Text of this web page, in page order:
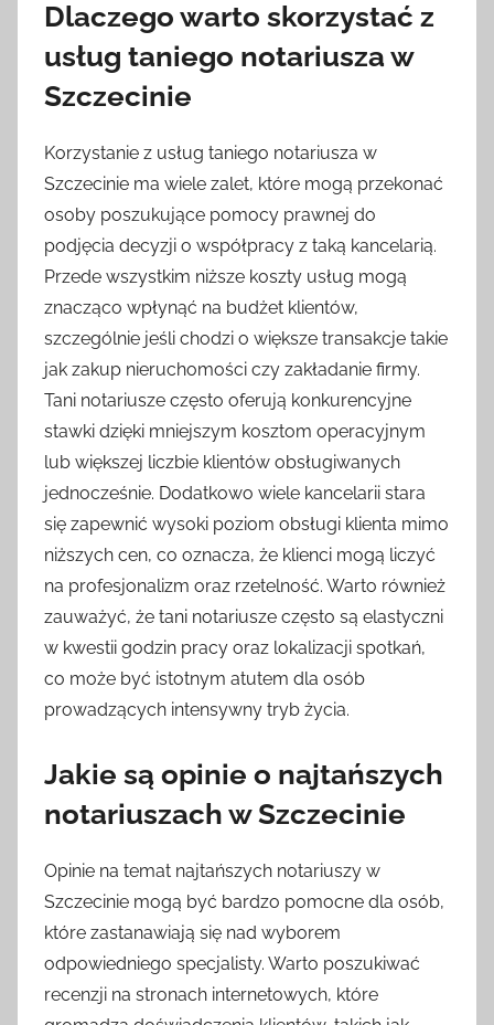
Dlaczego warto skorzystać z
usług taniego notariusza w
Szczecinie
Korzystanie z usług taniego notariusza w
Szczecinie ma wiele zalet, które mogą przekonać
osoby poszukujące pomocy prawnej do
podjęcia decyzji o współpracy z taką kancelarią.
Przede wszystkim niższe koszty usług mogą
znacząco wpłynąć na budżet klientów,
szczególnie jeśli chodzi o większe transakcje takie
jak zakup nieruchomości czy zakładanie firmy.
Tani notariusze często oferują konkurencyjne
stawki dzięki mniejszym kosztom operacyjnym
lub większej liczbie klientów obsługiwanych
jednocześnie. Dodatkowo wiele kancelarii stara
się zapewnić wysoki poziom obsługi klienta mimo
niższych cen, co oznacza, że klienci mogą liczyć
na profesjonalizm oraz rzetelność. Warto również
zauważyć, że tani notariusze często są elastyczni
w kwestii godzin pracy oraz lokalizacji spotkań,
co może być istotnym atutem dla osób
prowadzących intensywny tryb życia.
Jakie są opinie o najtańszych
notariuszach w Szczecinie
Opinie na temat najtańszych notariuszy w
Szczecinie mogą być bardzo pomocne dla osób,
które zastanawiają się nad wyborem
odpowiedniego specjalisty. Warto poszukiwać
recenzji na stronach internetowych, które